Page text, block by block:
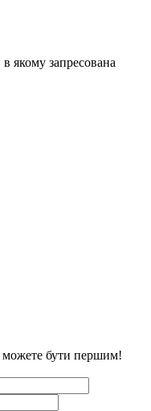
якому запресована
бути першим!